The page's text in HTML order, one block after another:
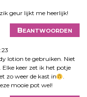
geur lijkt me heerlijk!
Beantwoorden
lotion te gebruiken. Niet
keer zet ik het potje
zo weer de kast in
.
mooie pot wel!